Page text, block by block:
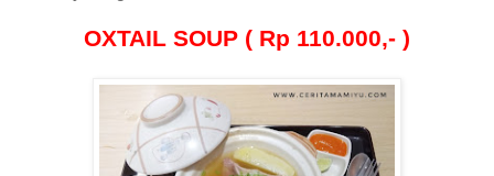
OXTAIL SOUP ( Rp 110.000,- )